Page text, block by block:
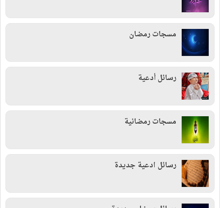
مسجات رمضان
رسائل أدعية
مسجات رمضانية
رسائل ادعية جديدة